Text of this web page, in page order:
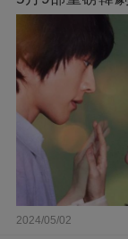
2024/05/02